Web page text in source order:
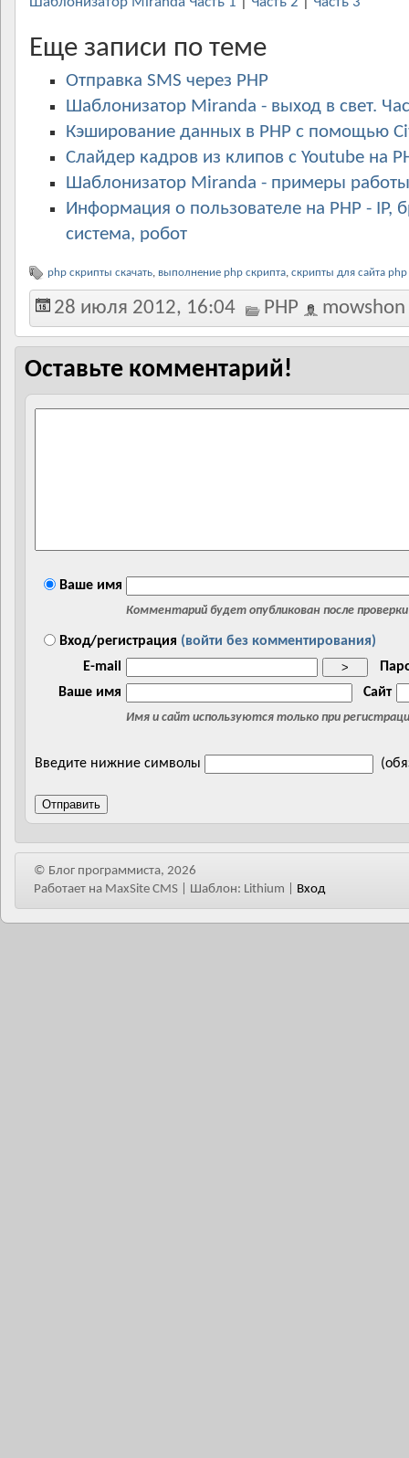
Еще записи по теме
Отправка SMS через PHP
Шаблонизатор Miranda - выход в свет.
Кэширование данных в PHP с помощью
Слайдер кадров из клипов с Youtube на
Шаблонизатор Miranda - примеры
Информация о пользователе на PHP - IP,
система, робот
php скрипты скачать, выполнение php скрипта, скрипты для сайта php
28 июля 2012, 16:04 PHP mowshon
Оставьте комментарий!
Ваше имя
Комментарий будет опубликован после проверки
Вход/регистрация (войти без комментирования)
E-mail
>
Ваше имя
Сайт
Имя и сайт используются только при
Введите нижние символы
Отправить
© Блог программиста, 2026
Работает на MaxSite CMS | Шаблон: Lithium
Вход